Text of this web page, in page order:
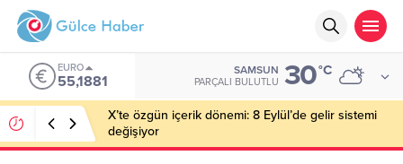
EURO
55,1881
SAMSUN
PARÇALI BULUTLU 30°C
X’te özgün içerik dönemi: 8 Eylül’de gelir sistemi
değişiyor